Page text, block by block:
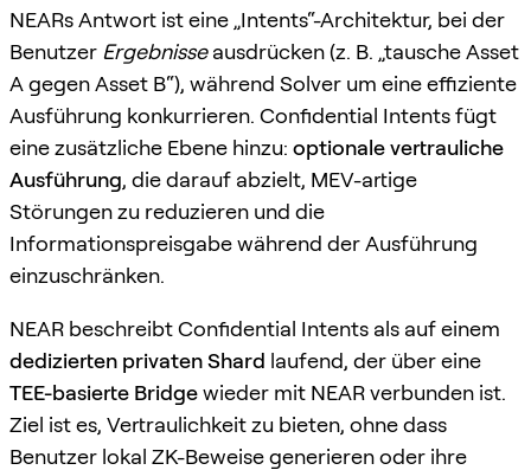
NEARs Antwort ist eine „Intents“-Architektur, bei der
Benutzer Ergebnisseausdrücken (z. B. „tausche Asset
A gegen Asset B“), während Solver um eine effiziente
Ausführung konkurrieren. Confidential Intents fügt
eine zusätzliche Ebene hinzu: optionale vertrauliche
Ausführung, die darauf abzielt, MEV-artige
Störungen zu reduzieren und die
Informationspreisgabe während der Ausführung
einzuschränken.
NEAR beschreibt Confidential Intents als auf einem
dedizierten privaten Shard laufend, der über eine
TEE-basierte Bridgewieder mit NEAR verbunden ist.
Ziel ist es, Vertraulichkeit zu bieten, ohne dass
Benutzer lokal ZK-Beweise generieren oder ihre